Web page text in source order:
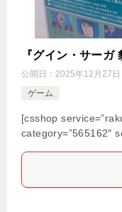
『グイン・サーガ
公開日： 2025年12月27日
ゲーム
[csshop
category=”565162″